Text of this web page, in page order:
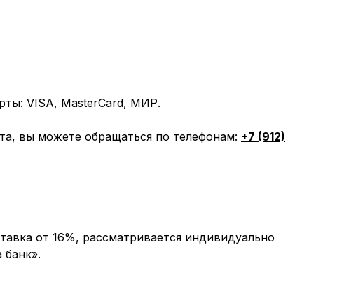
VISA, MasterCard, МИР.
вы можете обращаться по телефонам: +7 (912)
от 16%, рассматривается индивидуально